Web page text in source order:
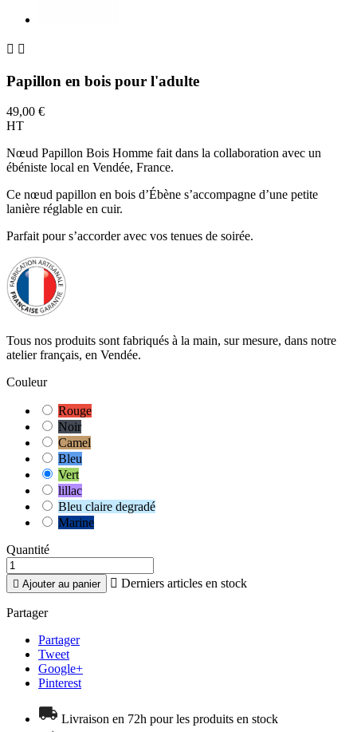
 
Papillon en bois pour l'adulte
49,00 €
HT
Nœud Papillon Bois Homme fait dans la collaboration avec un
ébéniste local en Vendée, France.
Ce nœud papillon en bois d’Ébène s’accompagne d’une petite
lanière réglable en cuir.
Parfait pour s’accorder avec vos tenues de soirée.
Tous nos produits sont fabriqués à la main, sur mesure, dans notre
atelier français, en Vendée.
Couleur
Rouge
Noir
Camel
Bleu
Vert
lillac
Bleu claire degradé
Marine
Quantité
 Ajouter au panier  Derniers articles en stock
Partager
Partager
Tweet
Google+
Pinterest
Livraison en 72h pour les produits en stock